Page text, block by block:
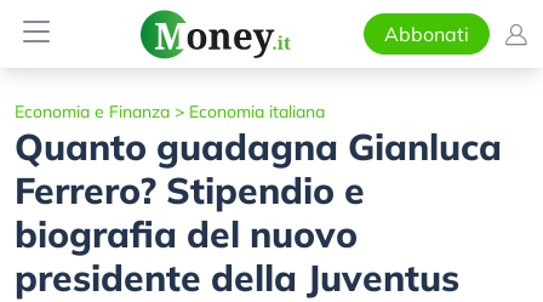
Abbonati
Economia e Finanza > Economia italiana
Quanto guadagna Gianluca
Ferrero? Stipendio e
biografia del nuovo
presidente della Juventus